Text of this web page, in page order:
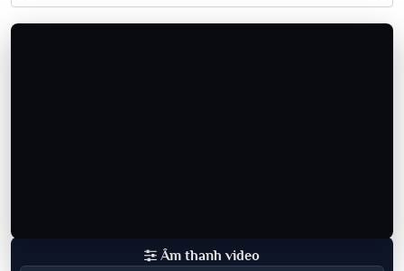
Âm thanh video